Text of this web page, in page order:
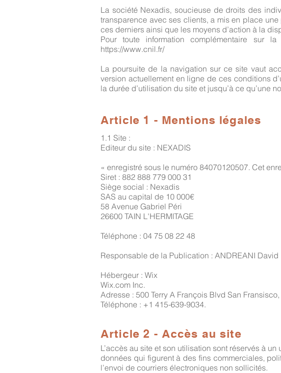
La société Nexadis, soucieuse de droits des
transparence avec ses clients, a mis en place
ces derniers ainsi que les moyens d’action à la
Pour toute information complémentaire sur
https://www.cnil.fr/
La poursuite de la navigation sur ce site vaut
version actuellement en ligne de ces conditions
la durée d’utilisation du site et jusqu’à ce qu’une
Article 1 - Mentions légales
1.1 Site :
Editeur du site : NEXADIS
« enregistré sous le numéro 84070120507. Cet
Siret : 882 888 779 000 31
Siège social : Nexadis
SAS au capital de 10 000€
58 Avenue Gabriel Péri
26600 TAIN L'HERMITAGE
Téléphone : 04 75 08 22 48
Responsable de la Publication : ANDREANI David
Hébergeur : Wix
Wix.com Inc.
Adresse : 500 Terry A François Blvd San
Téléphone : +1 415-639-9034.
Article 2 - Accès au site
L’accès au site et son utilisation sont réservés à
données qui figurent à des fins commerciales,
l’envoi de courriers électroniques non sollicités.